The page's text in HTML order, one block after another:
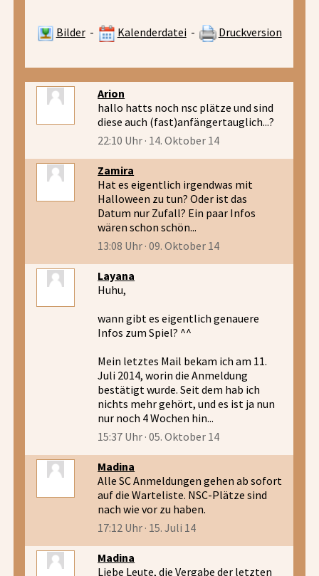
Bilder- Kalenderdatei- Druckversion
Arion
hallo hatts noch nsc plätze und sind
diese auch (fast)anfängertauglich...?
22:10 Uhr · 14. Oktober 14
Zamira
Hat es eigentlich irgendwas mit
Halloween zu tun? Oder ist das
Datum nur Zufall? Ein paar Infos
wären schon schön...
13:08 Uhr · 09. Oktober 14
Layana
Huhu,
wann gibt es eigentlich genauere
Infos zum Spiel? ^^
Mein letztes Mail bekam ich am 11.
Juli 2014, worin die Anmeldung
bestätigt wurde. Seit dem hab ich
nichts mehr gehört, und es ist ja nun
nur noch 4 Wochen hin...
15:37 Uhr · 05. Oktober 14
Madina
Alle SC Anmeldungen gehen ab sofort
auf die Warteliste. NSC-Plätze sind
nach wie vor zu haben.
17:12 Uhr · 15. Juli 14
Madina
Liebe Leute, die Vergabe der letzten